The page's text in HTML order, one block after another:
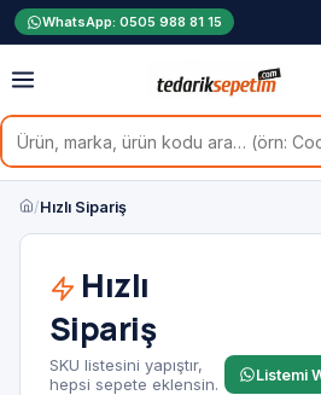
WhatsApp: 0505 988 81 15
/Hızlı Sipariş
Hızlı
Sipariş
SKU listesini yapıştır,
hepsi sepete eklensin.
Listemi